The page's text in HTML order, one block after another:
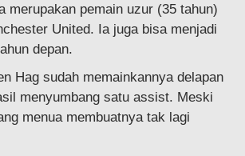
merupakan pemain uzur (35 tahun)
United. Ia juga bisa menjadi
depan.
Hag sudah memainkannya delapan
menyumbang satu assist. Meski
menua membuatnya tak lagi